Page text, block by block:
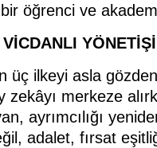
öğrenci ve
üç ilkeyi asla
merkeze
ayrımcılığı
adalet, fırsat